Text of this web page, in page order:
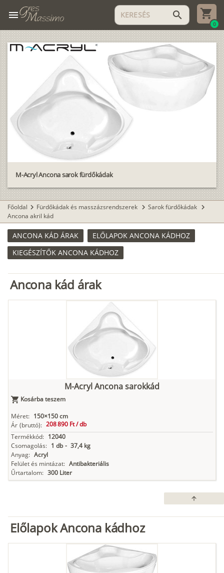
menu search
0
M-Acryl Ancona sarok fürdőkádak
Főoldal chevron_right Fürdőkádak és masszázsrendszerek chevron_right Sarok fürdőkádak chevron_right
Ancona akril kád
ANCONA KÁD ÁRAK
ELŐLAPOK ANCONA KÁDHOZ
KIEGÉSZÍTŐK ANCONA KÁDHOZ
Ancona kád árak
M-Acryl Ancona sarokkád
Kosárba teszem
Méret: 150×150 cm
Ár (bruttó): 208 890 Ft /db
Termékkód: 12040
Csomagolás: 1 db - 37,4 kg
Anyag: Acryl
Felület és mintázat: Antibakteriális
Űrtartalom: 300 Liter
arrow_upward
Előlapok Ancona kádhoz